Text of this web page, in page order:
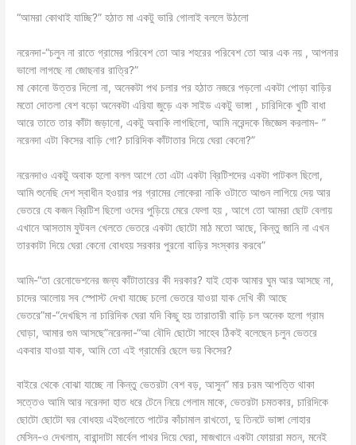
“আমরা কোথাই যাচ্ছি?” হঠাত মা একটু ভারি গোলাই বললে উঠলো
নরেনদা-“চলুন না রাতে গ্রামের পরিবেশ তো আর শহরের পরিবেশ তো আর এক নয় , আপনার
ভালো লাগছে না জোছনার রাত্রি?”
মা কোনো উত্তর দিলো না, অনেকটা পথ চলার পর হঠাত নজরে পড়লো একটা পোড়া বাড়ির
মতো দোতলা বেশ বড়ো অনেকটা এরিযা জুড়ে এক সাইড একটু ভাঙ্গা , চারিদিকে খুটি বাধা
আরে তাতে তার কাঁটা জড়ানো, একটু অবাকি লাগছিলো, আমি নরেন্দকে জিজ্ঞেস করলাম- ”
নরেনদা এটা কিসের বাড়ি গো? চারিদিক কাঁটাতার দিয়ে ঘেরা কেনো?”
নরেনদাও একটু অবাক হলো বলল আগে তো এটা একটা ব্রিটিশদের একটা পাটকল ছিলো,
আমি শুনেছি দেশ স্বাধীন হওয়ার পর গ্রামের লোকেরা নাকি ওটাতে আগুন লাগিয়ে দেয় আর
ভেতরে যে কজন ব্রিটিশ ছিলো ওদের পুড়িয়ে মেরে ফেলা হয় , আগে তো আমরা ছোট বেলায়
এখানে আসতাম ফুটবল খেলতে ভেতরে একটা ছোটো মাঠ মতো আছে, কিন্তু জানি না এখন
তারকাটা দিয়ে ঘেরা কেনো বোধহয় সরকার পুরনো বাড়ির সংস্কার করবে”
আমি-“তা রেনোভেশনের জন্য কাঁটাতারের কী দরকার? যাই হোক আমার ঘুম আর আসছে না,
চাদের আলোয় সব স্পোস্ট দেখা যাচ্ছে চলো ভেতরে যাওয়া যাক দেখি কী আছে
ভেতরে”মা-“দেখছিস না চারিদিক ঘেরা যদি কিছু হয় তারাতারী বাড়ি চল অনেক হলো গ্রাম
ঘোড়া, আমার গুম আসছে”নরেনদা-“আ বৌদি ছোটো সাহেব ঠিকই বলেছেন চলুন ভেতরে
একবার যাওয়া যাক, আমি তো এই গ্রামেরি ছেলে ভয় কিসের?
বাইরে থেকে বোঝা যাচ্ছে না কিন্তু ভেতরটা বেশ বড়, আসুন” মার চরম আপত্তি থাকা
সত্তেও আমি আর নরেনদা হাত ধরে টেনে নিয়ে গেলাম মাকে, ভেতরটা চমতকার, চারিদিকে
ছোটো ছোটো ঘর বোধহয় এইগুলোতে পাটের কাঁচামাল রাখতো, দু তিনটে ভাঙ্গা লোহার
মেসিন-ও দেখলাম, বারান্দাটা মার্বেল পাথর দিয়ে ঘেরা, মাজখানে একটা ফোয়ারা মতন, মনেই